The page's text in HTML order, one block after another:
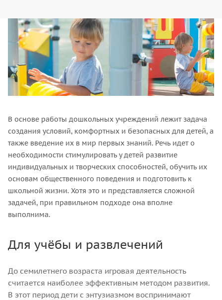
В основе работы дошкольных учреждений лежит задача
создания условий, комфортных и безопасных для детей, а
также введение их в мир первых знаний. Речь идет о
необходимости стимулировать у детей развитие
индивидуальных и творческих способностей, обучить их
основам общественного поведения и подготовить к
школьной жизни. Хотя это и представляется сложной
задачей, при правильном подходе она вполне
выполнима.
Для учёбы и развлечений
До семилетнего возраста игровая деятельность
считается наиболее эффективным методом развития.
В этот период дети с энтузиазмом воспринимают